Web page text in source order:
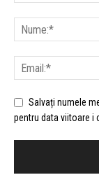
Salvați numele
pentru data viitoare i